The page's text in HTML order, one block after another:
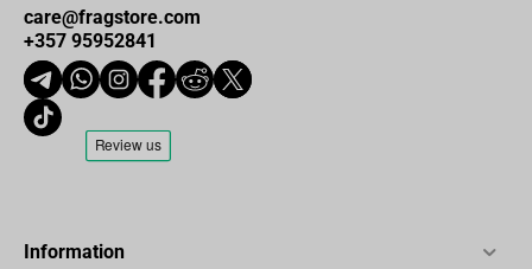
care@fragstore.com
+357 95952841
Information